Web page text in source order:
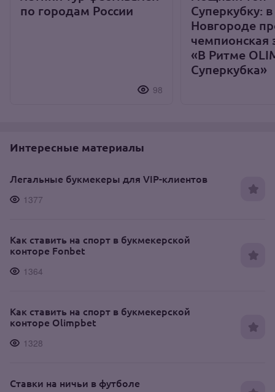
по городам России
98
Суперкубку:
Новгороде
чемпионская
«В Ритме
Суперкубка»
Интересные материалы
Легальные букмекеры для VIP-клиентов
1377
Как ставить на спорт в букмекерской
конторе Fonbet
1364
Как ставить на спорт в букмекерской
конторе Olimpbet
1328
Ставки на ничьи в футболе